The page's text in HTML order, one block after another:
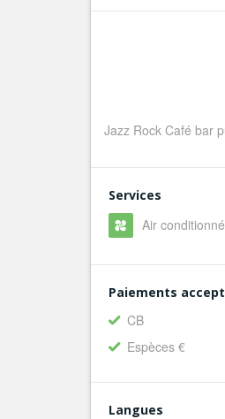
Jazz Rock Café bar
Services
Air conditionné
Paiements
CB
Espèces €
Langues